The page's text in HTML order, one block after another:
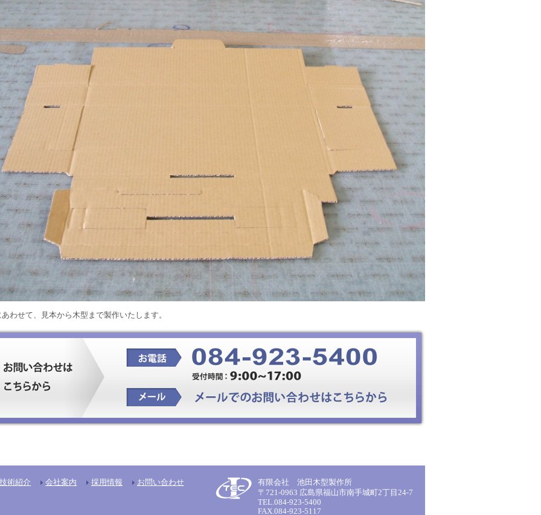
わせて、見本から木型まで製作いたします。
有限会社 池田木型製作所
〒721-0963 広島県福山市南手城町2丁目24-7
TEL.084-923-5400
FAX.084-923-5117
技術紹介 会社案内 採用情報 お問い合わせ